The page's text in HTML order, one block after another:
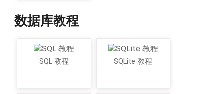
数据库教程
SQL 教程 SQLite 教程